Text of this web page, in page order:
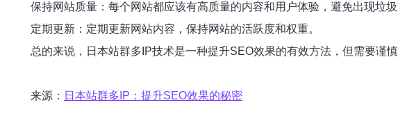
保持网站质量：每个网站都应该有高质量的内容和用户体验，避免出现垃圾
定期更新：定期更新网站内容，保持网站的活跃度和权重。
总的来说，日本站群多IP技术是一种提升SEO效果的有效方法，但需要谨
来源： 日本站群多IP：提升SEO效果的秘密